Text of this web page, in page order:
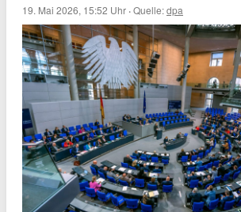
19. Mai 2026, 15:52 Uhr ·Quelle:dpa